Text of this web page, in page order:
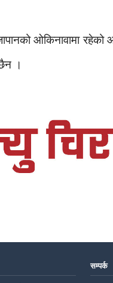
ओकिनावामा रहेको
।
सम्पर्क